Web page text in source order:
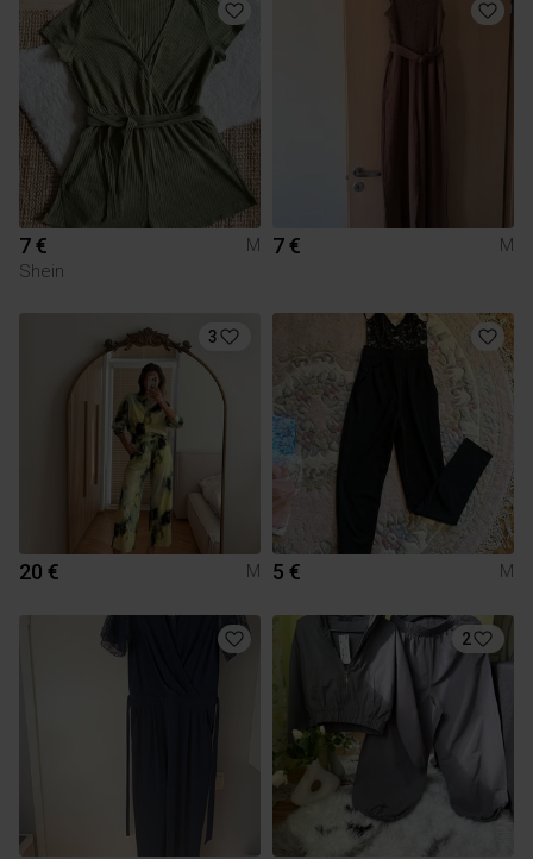
7 €
M
Shein
7 € M
3
20 € M 5 € M
2